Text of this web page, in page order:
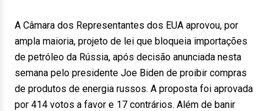
A Câmara dos Representantes dos EUA aprovou, por
ampla maioria, projeto de lei que bloqueia importações
de petróleo da Rússia, após decisão anunciada nesta
semana pelo presidente Joe Biden de proibir compras
de produtos de energia russos. A proposta foi aprovada
por 414 votos a favor e 17 contrários. Além de banir